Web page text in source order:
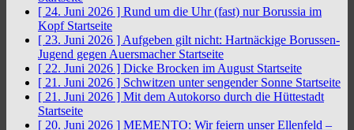
[ 24. Juni 2026 ] Rund um die Uhr (fast) nur Borussia im
Kopf Startseite
[ 23. Juni 2026 ] Aufgeben gilt nicht: Hartnäckige Borussen-
Jugend gegen Auersmacher Startseite
[ 22. Juni 2026 ] Dicke Brocken im August Startseite
[ 21. Juni 2026 ] Schwitzen unter sengender Sonne Startseite
[ 21. Juni 2026 ] Mit dem Autokorso durch die Hüttestadt
Startseite
[ 20. Juni 2026 ] MEMENTO: Wir feiern unser Ellenfeld –